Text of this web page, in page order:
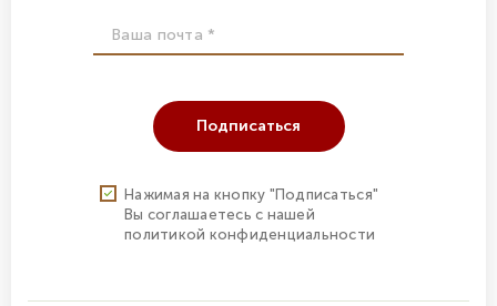
Подписаться
Нажимая на кнопку "Подписаться"
Вы соглашаетесь с нашей
политикой конфиденциальности